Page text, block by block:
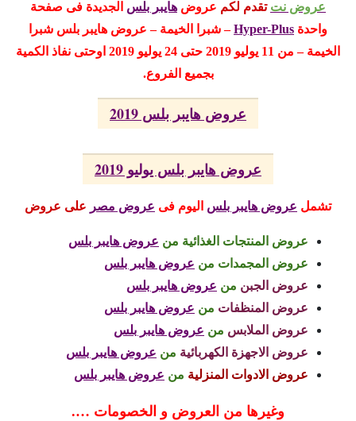
عروض نت تقدم لكم عروض هايبر بلس الجديدة فى صفحة
واحدة Hyper-Plus– شبرا الخيمة – عروض هايبر بلس شبرا
الخيمة
– من 11 يوليو 2019 حتى 24 يوليو 2019 اوحتى نفاذ الكمية
بجميع الفروع.
عروض هايبر بلس 2019
عروض هايبر بلس يوليو 2019
تشمل عروض هايبر بلس اليوم فى عروض مصر على عروض
عروض المنتجات الغذائية من عروض هايبر بلس
عروض المجمدات من عروض هايبر بلس
عروض الجبن من عروض هايبر بلس
عروض المنظفات من عروض هايبر بلس
عروض الملابس من عروض هايبر بلس
عروض الاجهزة الكهربائية من عروض هايبر بلس
عروض الادوات المنزلية من عروض هايبر بلس
وغيرها من العروض و الخصومات ….